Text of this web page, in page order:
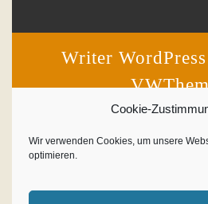
Cookie-
Wir verwenden Cookies, um unsere
optimieren.
Writer
Scroll